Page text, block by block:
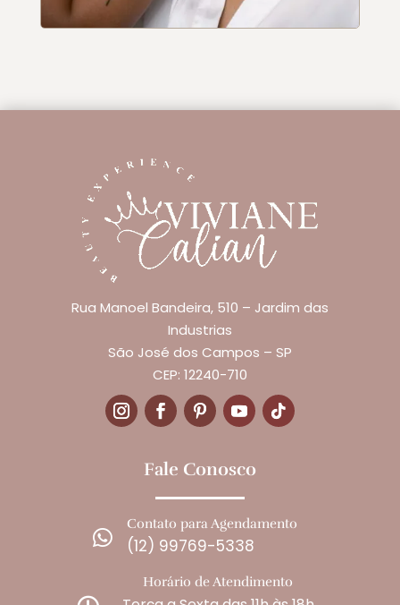
Rua Manoel Bandeira, 510 – Jardim das
Industrias
São José dos Campos – SP
CEP: 12240-710
Fale Conosco

Contato para Agendamento
(12) 99769-5338
Horário de Atendimento